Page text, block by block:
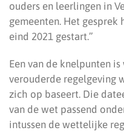
ouders en leerlingen in
gemeenten. Het gesprek
eind 2021 gestart.”
Een van de knelpunten
verouderde regelgeving
zich op baseert. Die
van de wet passend
intussen de wettelijke